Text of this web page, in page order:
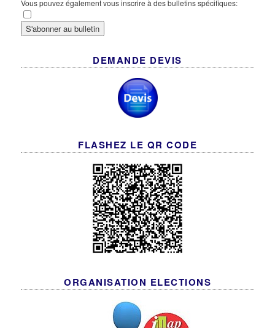
Vous pouvez également vous inscrire à des bulletins spécifiques:
DEMANDE DEVIS
FLASHEZ LE QR CODE
ORGANISATION ELECTIONS